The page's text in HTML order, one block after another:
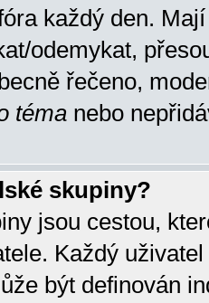
každý den.
odemykat,
řečeno,
téma nebo
skupiny?
jsou cestou,
Každý
být definován